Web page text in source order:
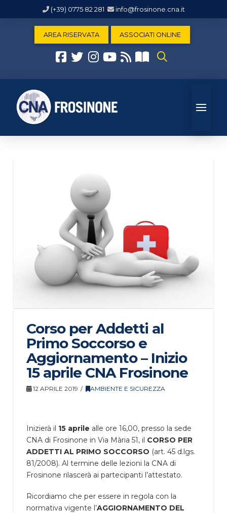
(+39) 0775 82 281 info@frosinone.cna.it
AREA RISERVATA ASSOCIATI ONLINE
Corso per Addetti al
Primo Soccorso e
Aggiornamento – Inizio
15 aprile CNA Frosinone
12 APRILE 2019 AMBIENTE E SICUREZZA
Inizierà il 15 aprile alle ore 16,00, presso la sede
CNA di Frosinone in Via Mària 51, il CORSO PER
ADDETTI AL PRIMO SOCCORSO (art. 45 d.lgs.
81/2008). Al termine delle lezioni la CNA di
Frosinone rilascerà ai partecipanti l’attestato.
Ricordiamo che per essere in regola con la
normativa vigente l’AGGIORNAMENTO DEL